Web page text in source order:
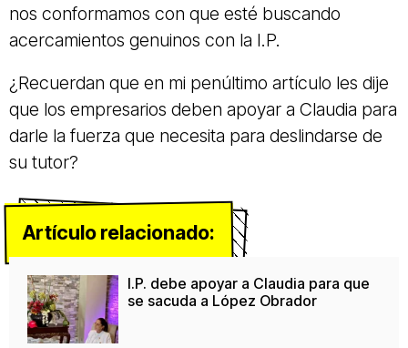
nos conformamos con que esté buscando
acercamientos genuinos con la I.P.
¿Recuerdan que en mi penúltimo artículo les dije
que los empresarios deben apoyar a Claudia para
darle la fuerza que necesita para deslindarse de
su tutor?
Artículo relacionado:
I.P. debe apoyar a Claudia para que
se sacuda a López Obrador